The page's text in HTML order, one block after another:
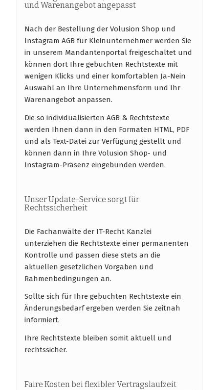
und Warenangebot angepasst
Nach der Bestellung der Volusion Shop und
Instagram AGB für Kleinunternehmer werden Sie
in unserem Mandantenportal freigeschaltet und
können dort Ihre gebuchten Rechtstexte mit
wenigen Klicks und einer komfortablen Ja-Nein
Auswahl an Ihre Unternehmensform und Ihr
Warenangebot anpassen.
Die so individualisierten AGB & Rechtstexte
werden Ihnen dann in den Formaten HTML, PDF
und als Text-Datei zur Verfügung gestellt und
können dann in Ihre Volusion Shop- und
Instagram-Präsenz eingebunden werden.
Unser Update-Service sorgt für
Rechtssicherheit
Die Fachanwälte der IT-Recht Kanzlei
unterziehen die Rechtstexte einer permanenten
Kontrolle und passen diese stets an die
aktuellen gesetzlichen Vorgaben und
Rahmenbedingungen an.
Sollte sich für Ihre gebuchten Rechtstexte ein
Änderungsbedarf ergeben werden Sie zeitnah
informiert.
Ihre Rechtstexte bleiben somit aktuell und
rechtssicher.
Faire Kosten bei flexibler Vertragslaufzeit